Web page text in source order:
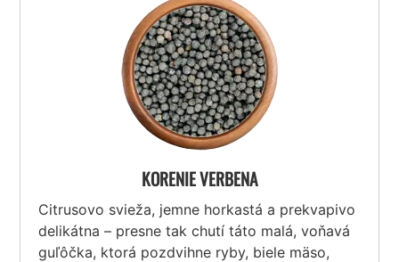
KORENIE VERBENA
Citrusovo svieža, jemne horkastá a prekvapivo
delikátna – presne tak chutí táto malá, voňavá
guľôčka, ktorá pozdvihne ryby, biele mäso,